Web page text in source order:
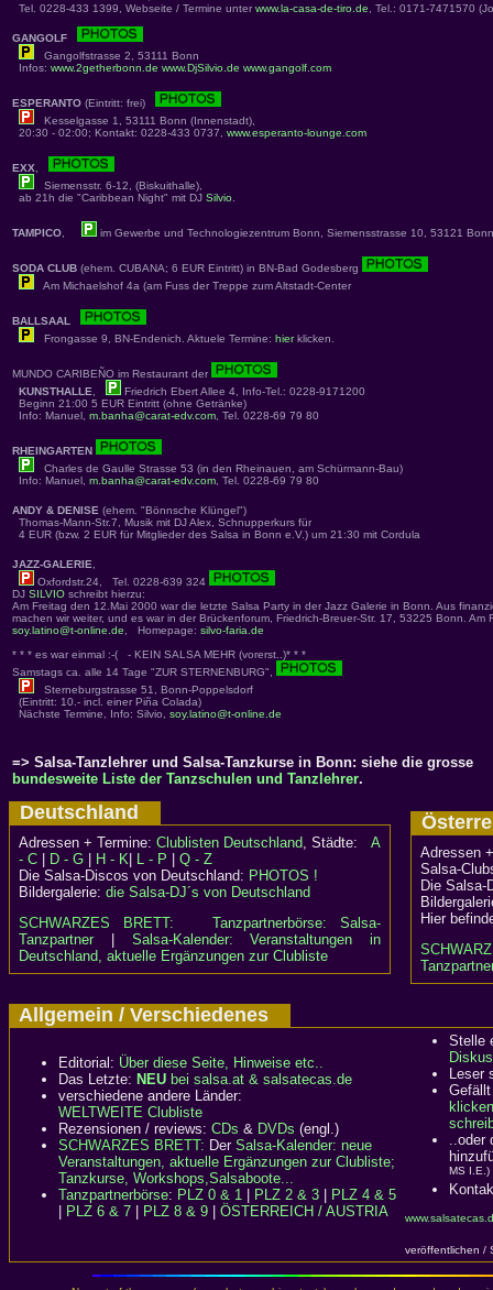
Tel. 0228-433 1399, Webseite / Termine unter www.la-casa-de-tiro.de, Tel.: 0171-7471570
GANGOLF
Gangolfstrasse 2, 53111 Bonn
Infos: www.2getherbonn.de www.DjSilvio.de www.gangolf.com
ESPERANTO (Eintritt: frei)
Kesselgasse 1, 53111 Bonn (Innenstadt),
20:30 - 02:00; Kontakt: 0228-433 0737, www.esperanto-lounge.com
EXX,
Siemensstr. 6-12, (Biskuithalle),
ab 21h die "Caribbean Night" mit DJ Silvio.
TAMPICO, im Gewerbe und Technologiezentrum Bonn, Siemensstrasse 10, 53121 Bonn
SODA CLUB (ehem. CUBANA; 6 EUR Eintritt) in BN-Bad Godesberg
Am Michaelshof 4a (am Fuss der Treppe zum Altstadt-Center
BALLSAAL
Frongasse 9, BN-Endenich. Aktuele Termine: hierklicken.
MUNDO CARIBEÑO im Restaurant der
KUNSTHALLE,
Friedrich Ebert Allee 4, Info-Tel.: 0228-9171200
Beginn 21:00 5 EUR Eintritt (ohne Getränke)
Info: Manuel, m.banha@carat-edv.com, Tel. 0228-69 79 80
RHEINGARTEN
Charles de Gaulle Strasse 53 (in den Rheinauen, am Schürmann-Bau)
Info: Manuel, m.banha@carat-edv.com, Tel. 0228-69 79 80
ANDY & DENISE (ehem. "Bönnsche Klüngel")
Thomas-Mann-Str.7, Musik mit DJ Alex, Schnupperkurs für
4 EUR (bzw. 2 EUR für Mitglieder des Salsa in Bonn e.V.) um 21:30 mit Cordula
JAZZ-GALERIE,
Oxfordstr.24, Tel. 0228-639 324
DJ SILVIO schreibt hierzu:
Am Freitag den 12.Mai 2000 war die letzte Salsa Party in der Jazz Galerie in Bonn. Aus
machen wir weiter, und es war in der Brückenforum, Friedrich-Breuer-Str. 17, 53225 Bonn.
soy.latino@t-online.de, Homepage: silvo-faria.de
* * * es war einmal :-( - KEIN SALSA MEHR (vorerst..)* * *
Samstags ca. alle 14 Tage "ZUR STERNENBURG",
Sterneburgstrasse 51, Bonn-Poppelsdorf
(Eintritt: 10.- incl. einer Piña Colada)
Nächste Termine, Info: Silvio, soy.latino@t-online.de
=> Salsa-Tanzlehrer und Salsa-Tanzkurse in Bonn: siehe die grosse
bundesweite Liste der Tanzschulen und Tanzlehrer.
Deutschland
Adressen + Termine: Clublisten Deutschland , Städte: A
- C | D - G | H - K| L - P | Q - Z
Die Salsa-Discos von Deutschland: PHOTOS !
Bildergalerie: die Salsa-DJ´s von Deutschland
SCHWARZES BRETT:
Tanzpartnerbörse: Salsa-
Tanzpartner| Salsa-Kalender: Veranstaltungen in
Deutschland, aktuelle Ergänzungen zur Clubliste
Adressen
Salsa-
Die
Hier
Allgemein / Verschiedenes
Editorial: Über diese Seite, Hinweise etc..
Das Letzte: NEU bei salsa.at & salsatecas.de
verschiedene andere Länder:
WELTWEITE Clubliste
Rezensionen / reviews: CDs & DVDs (engl.)
SCHWARZES BRETT: Der Salsa-Kalender: neue
Veranstaltungen, aktuelle Ergänzungen zur Clubliste;
Tanzkurse, Workshops,Salsaboote...
Tanzpartnerbörse: PLZ 0 & 1 | PLZ 2 & 3 | PLZ 4 & 5
| PLZ 6 & 7 | PLZ 8 & 9 | ÖSTERREICH / AUSTRIA
Stelle
Leser
klicken
MS I.E.)
veröffentlichen /